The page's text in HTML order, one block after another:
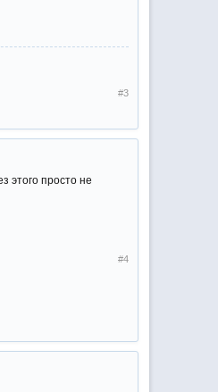
#3
этого просто не
#4